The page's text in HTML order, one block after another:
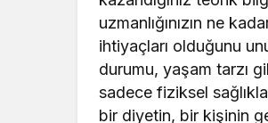
uzmanlığınızın ne
ihtiyaçları olduğunu
durumu, yaşam tarzı
sadece fiziksel
bir diyetin, bir kişinin